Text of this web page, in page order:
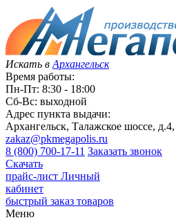
Искать в Архангельск
Время работы:
Пн-Пт: 8:30 - 18:00
Сб-Вс: выходной
Адрес пункта выдачи:
Архангельск, Талажское шоссе, д.4,
zakaz@pkmegapolis.ru
8 (800) 700-17-11 Заказать звонок
Скачать
прайс-лист Личный
кабинет
быстрый заказ товаров
Меню